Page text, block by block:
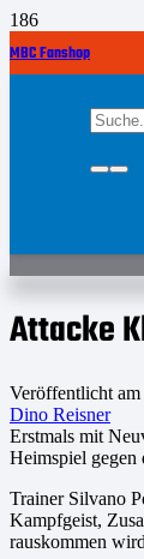
MBC Fanshop
Attacke
Veröffentlicht am
Dino Reisner
Erstmals mit
Heimspiel gegen
Trainer Silvano
Kampfgeist,
rauskommen